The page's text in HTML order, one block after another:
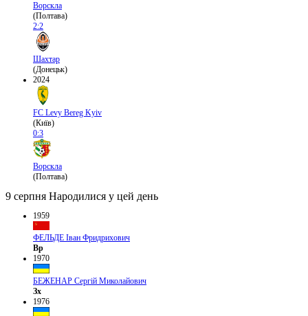
Ворскла
(Полтава)
2:2
Шахтар
(Донецьк)
2024
FC Levy Bereg Kyiv
(Київ)
0:3
Ворскла
(Полтава)
9 серпня Народилися у цей день
1959
ФЕЛЬДЕ Іван Фридрихович
Вр
1970
БЕЖЕНАР Сергій Миколайович
Зх
1976